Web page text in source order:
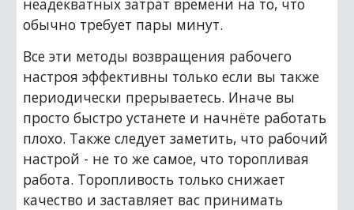
неадекватных затрат времени на то, что
обычно требует пары минут.
Все эти методы возвращения рабочего
настроя эффективны только если вы также
периодически прерываетесь. Иначе вы
просто быстро устанете и начнёте работать
плохо. Также следует заметить, что рабочий
настрой - не то же самое, что торопливая
работа. Торопливость только снижает
качество и заставляет вас принимать